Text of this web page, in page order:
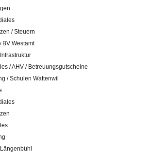
/ Steuern
BV Westamt
/ AHV / Betreuungsgutscheine
/ Schulen Wattenwil